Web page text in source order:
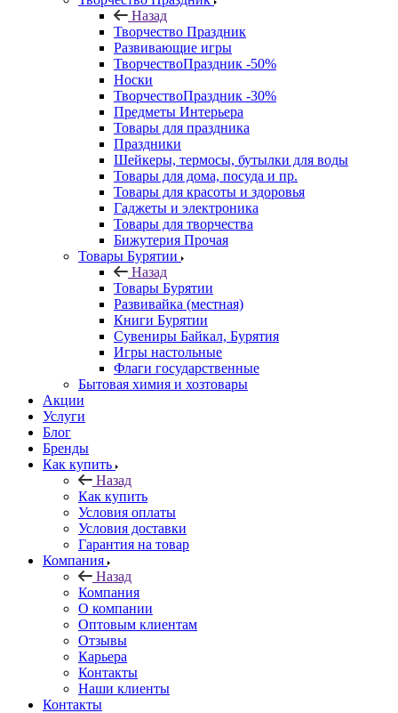
Назад
Творчество Праздник
Развивающие игры
ТворчествоПраздник -50%
Носки
ТворчествоПраздник -30%
Предметы Интерьера
Товары для праздника
Праздники
Шейкеры, термосы, бутылки для воды
Товары для дома, посуда и пр.
Товары для красоты и здоровья
Гаджеты и электроника
Товары для творчества
Бижутерия Прочая
Товары Бурятии
Назад
Товары Бурятии
Развивайка (местная)
Книги Бурятии
Сувениры Байкал, Бурятия
Игры настольные
Флаги государственные
Бытовая химия и хозтовары
Акции
Услуги
Блог
Бренды
Как купить
Назад
Как купить
Условия оплаты
Условия доставки
Гарантия на товар
Компания
Назад
Компания
О компании
Оптовым клиентам
Отзывы
Карьера
Контакты
Наши клиенты
Контакты